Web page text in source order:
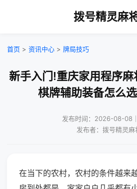
拨号精灵麻
首页 > 资讯中心 > 牌局技巧
新手入门!重庆家用程序麻
棋牌辅助装备怎么
发布时间：2026-08-08
发布者：拨号精灵麻
在当下的农村，农村的条件越来